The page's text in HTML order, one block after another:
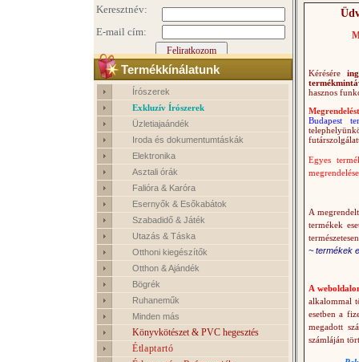
Termékkínálatunk
Írószerek
Exkluzív Írószerek
Üzletiajaándék
Iroda és dokumentumtáskák
Elektronika
Asztali órák
Falióra & Karóra
Esernyők & Esőkabátok
Szabadidő & Játék
Utazás & Táska
Otthoni kiegészítők
Otthon & Ajándék
Bögrék
Ruhaneműk
Minden más
Könyvkötészet & PVC hegesztés
Étlaptartó
Kérésére
hasznos
Budapest
Egyes
A
termékek
~ termékek
A
alkalommal
esetben a
megadott
számláján